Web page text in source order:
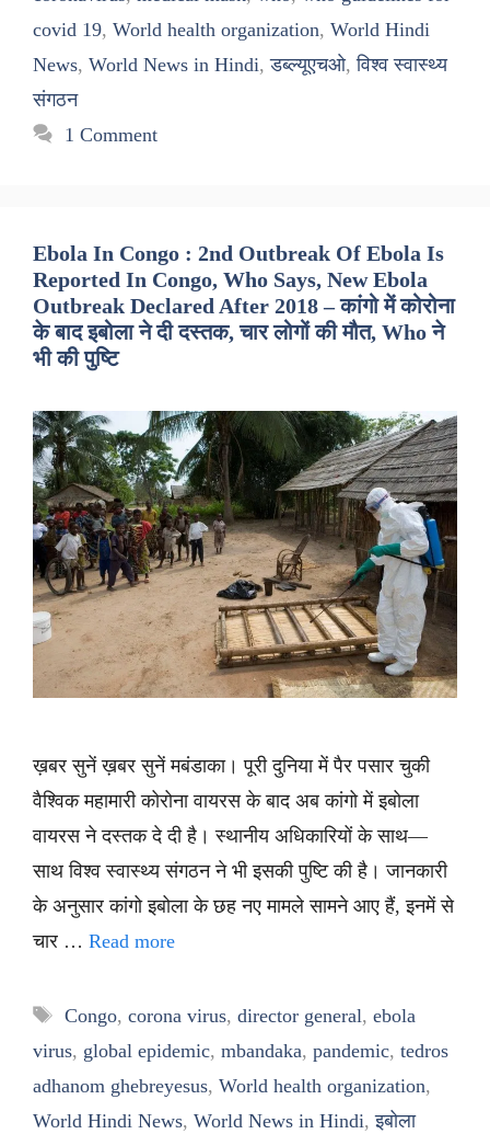
covid 19, World health organization, World Hindi
News, World News in Hindi,डब्ल्यूएचओ,विश्व स्वास्थ्य
संगठन
1 Comment
Ebola In Congo : 2nd Outbreak Of Ebola Is
Reported In Congo, Who Says, New Ebola
Outbreak Declared After 2018 – कांगो में कोरोना
के बाद इबोला ने दी दस्तक, चार लोगों की मौत, Who ने
भी की पुष्टि
ख़बर सुनें ख़बर सुनें मबंडाका। पूरी दुनिया में पैर पसार चुकी
वैश्विक महामारी कोरोना वायरस के बाद अब कांगो में इबोला
वायरस ने दस्तक दे दी है। स्थानीय अधिकारियों के साथ—
साथ विश्व स्वास्थ्य संगठन ने भी इसकी पुष्टि की है। जानकारी
के अनुसार कांगो इबोला के छह नए मामले सामने आए हैं, इनमें से
चार … Read more
Tags
Congo, corona virus, director general, ebola
virus, global epidemic, mbandaka, pandemic, tedros
adhanom ghebreyesus, World health organization,
World Hindi News, World News in Hindi,इबोला